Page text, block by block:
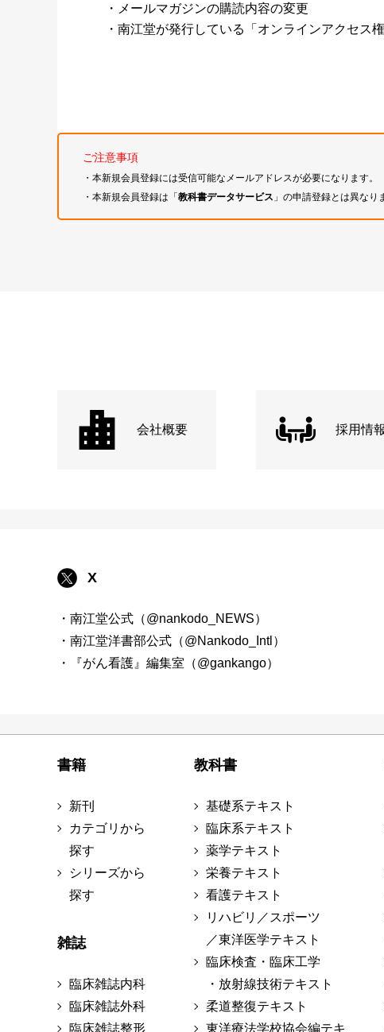
・メールマガジンの購読内容の変更
・南江堂が発行している「オンラインアクセス
ご注意事項
・本新規会員登録には受信可能なメールアドレスが必要になります。
・本新規会員登録は「教科書データサービス 」の申請登録とは異なり
会社概要 採用情報
X
・南江堂公式（@nankodo_NEWS）
・南江堂洋書部公式（@Nankodo_Intl）
・『がん看護』編集室（@gankango）
書籍
新刊
カテゴリから
探す
シリーズから
探す
雑誌
臨床雑誌内科
臨床雑誌外科
臨床雑誌整形
教科書
基礎系テキスト
臨床系テキスト
薬学テキスト
栄養テキスト
看護テキスト
リハビリ／スポーツ
／東洋医学テキスト
臨床検査・臨床工学
・放射線技術テキスト
柔道整復テキスト
東洋療法学校協会編テキ